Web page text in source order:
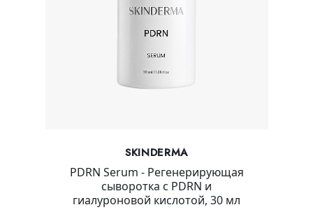
SKINDERMA
PDRN Serum - Регенерирующая
сыворотка с PDRN и
гиалуроновой кислотой, 30 мл